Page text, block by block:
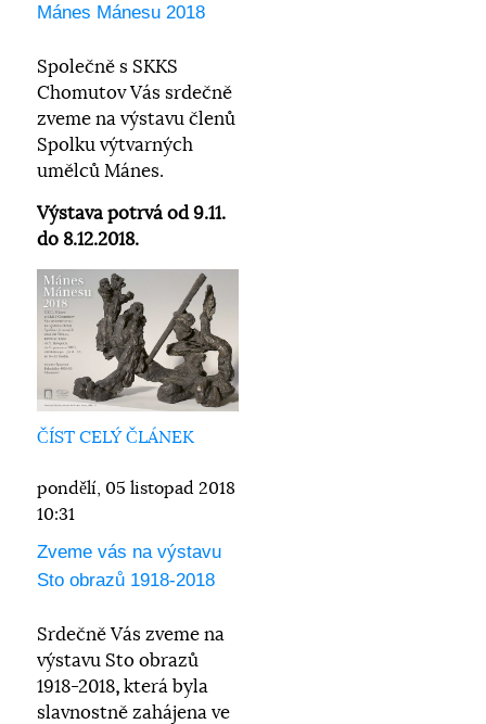
Mánes Mánesu 2018
Společně s SKKS
Chomutov Vás srdečně
zveme na výstavu členů
Spolku výtvarných
umělců Mánes.
Výstava potrvá od 9.11.
do 8.12.2018.
ČÍST CELÝ ČLÁNEK
pondělí, 05 listopad 2018
10:31
Zveme vás na výstavu
Sto obrazů 1918-2018
Srdečně Vás zveme na
výstavu Sto obrazů
1918-2018, která byla
slavnostně zahájena ve